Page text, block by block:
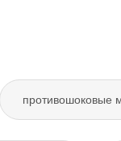
противошоковые